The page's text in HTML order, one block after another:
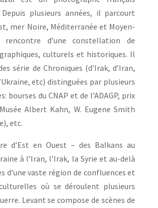
Depuis plusieurs années, il parcourt
mer Noire, Méditerranée et Moyen-
d’une constellation de
culturels et historiques. Il
série de Chroniques (d’Irak, d’Iran,
etc) distinguées par plusieurs
bourses du CNAP et de l’ADAGP, prix
Albert Kahn, W. Eugene Smith
etc.
d’Est en Ouest – des Balkans au
à l’Iran, l’Irak, la Syrie et au-delà
d’une vaste région de confluences et
où se déroulent plusieurs
Levant se compose de scènes de